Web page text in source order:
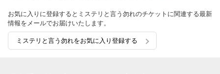
お気に入りに登録するとミステリと言う勿れのチケットに関連する最新
情報をメールでお届けいたします。
ミステリと言う勿れをお気に入り登録する